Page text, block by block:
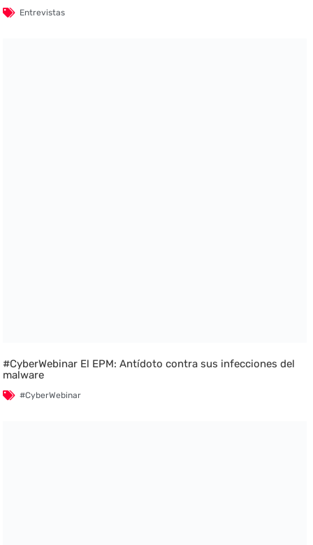
Entrevistas
#CyberWebinar El EPM: Antídoto contra sus infecciones del
malware
#CyberWebinar